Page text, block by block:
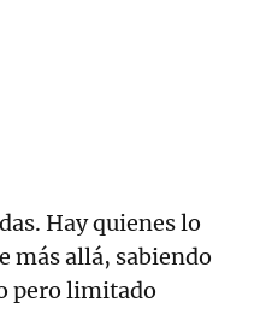
Hay quienes lo
más allá, sabiendo
pero limitado